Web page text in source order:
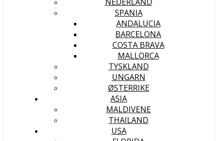
SPANIA
ANDALUCIA
BARCELONA
COSTA BRAVA
MALLORCA
TYSKLAND
UNGARN
ØSTERRIKE
ASIA
MALDIVENE
THAILAND
USA